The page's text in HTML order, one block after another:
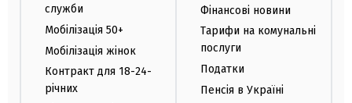
служби
Мобілізація 50+
Мобілізація жінок
Контракт для 18-24-
річних
Фінансові новини
Тарифи на комунальні
послуги
Податки
Пенсія в Україні